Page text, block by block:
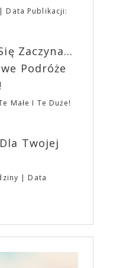
najbardziej
pełni podzielić
świata, a przede
Życzymy Wam
na nadchodzącą
Data Publikacji:
Zaczyna...
Podróże
Małe I Te Duże!
Twojej
Data